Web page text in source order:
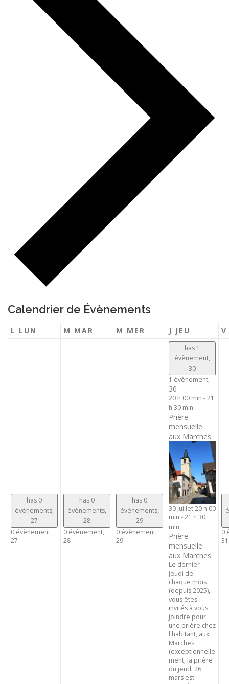
Calendrier de Évènements
L LUN M MAR M MER J JEU
has 0
évènements,
27
0 évènement,
27
has 0
évènements,
28
0 évènement,
28
has 0
évènements,
29
0 évènement,
29
has 1
évènement,
30
1 évènement,
30
20 h 00 min -21
h 30 min
Prière
mensuelle
aux Marches
30 juillet 20 h 00
min -21 h 30
min
Prière
mensuelle
aux Marches
Le dernier
jeudi de
chaque mois
(depuis 2025),
vous êtes
invités à vous
joindre pour
une prière chez
l'habitant, aux
Marches.
(exceptionnelle
ment, la prière
du jeudi 26
mars est
0
31